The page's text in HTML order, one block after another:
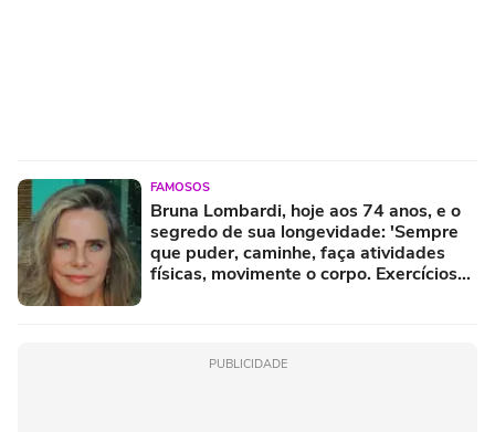
FAMOSOS
Bruna Lombardi, hoje aos 74 anos, e o
segredo de sua longevidade: 'Sempre
que puder, caminhe, faça atividades
físicas, movimente o corpo. Exercícios
PUBLICIDADE